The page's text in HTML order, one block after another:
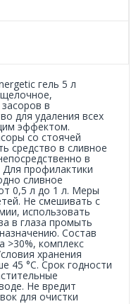
гель 5 л
в
для удаления всех
эффектом.
со стоячей
средство в сливное
в
профилактики
сливное
0,5 л до 1 л. Меры
Не смешивать с
использовать
в глаза промыть
Состав
>30%, комплекс
хранения
45 °C. Срок годности
Не вредит
для очистки